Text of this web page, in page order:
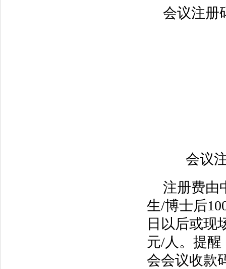
会议注册
会
注册费由
生/博士后
日以后或现
元/人。提醒
会会议收款